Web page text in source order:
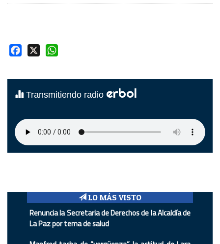
Facebook
Transmitiendo radio erbol
LO MÁS VISTO
Renuncia la Secretaria de Derechos de la Alcaldía de
La Paz por tema de salud